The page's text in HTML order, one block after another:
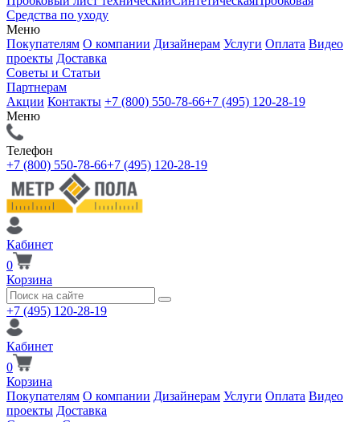
Средства по уходу
Меню
Покупателям О компании Дизайнерам Услуги Оплата Видео
проекты Доставка
Советы и Статьи
Партнерам
Акции Контакты +7 (800) 550-78-66+7 (495) 120-28-19
Меню
Телефон
+7 (800) 550-78-66+7 (495) 120-28-19
Кабинет
0
Корзина
+7 (495) 120-28-19
Кабинет
0
Корзина
Покупателям О компании Дизайнерам Услуги Оплата Видео
проекты Доставка